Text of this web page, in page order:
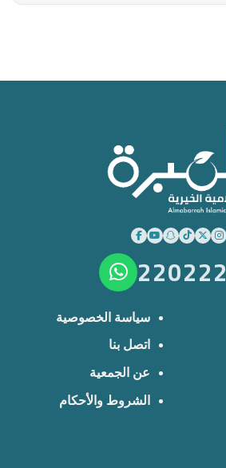
سياسة الخصوصية
اتصل بنا
عن الجمعية
الشروط والأحكام